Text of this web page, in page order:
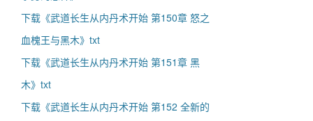
下载《武道长生从内丹术开始 第150章 怒之
血槐王与黑木》txt
下载《武道长生从内丹术开始 第151章 黑
木》txt
下载《武道长生从内丹术开始 第152 全新的